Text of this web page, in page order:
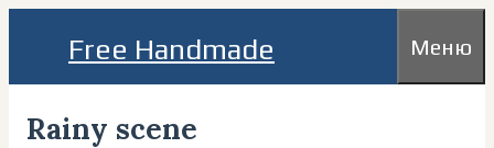
Free Handmade Меню
Rainy scene